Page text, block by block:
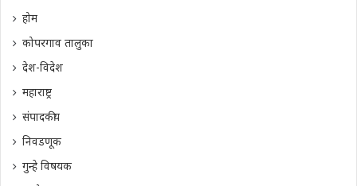
होम
कोपरगाव तालुका
देश-विदेश
महाराष्ट्र
संपादकीय
निवडणूक
गुन्हे विषयक